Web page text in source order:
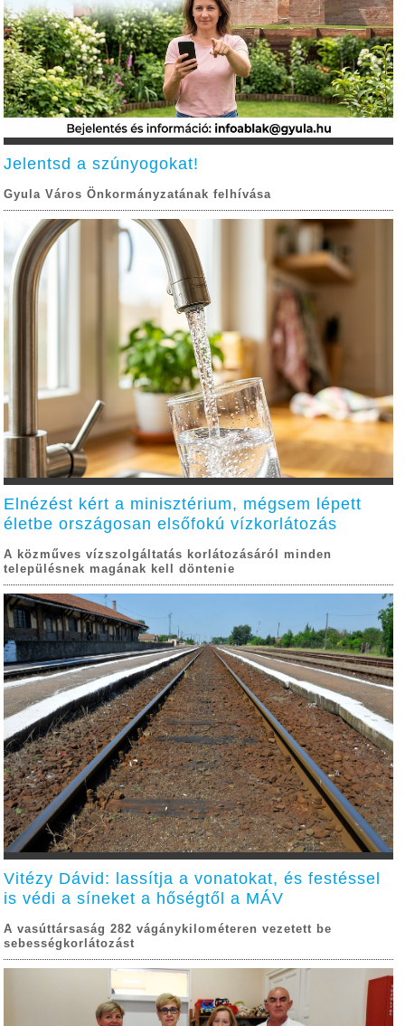
Jelentsd a szúnyogokat!
Gyula Város Önkormányzatának felhívása
Elnézést kért a minisztérium, mégsem lépett
életbe országosan elsőfokú vízkorlátozás
A közműves vízszolgáltatás korlátozásáról minden
településnek magának kell döntenie
Vitézy Dávid: lassítja a vonatokat, és festéssel
is védi a síneket a hőségtől a MÁV
A vasúttársaság 282 vágánykilométeren vezetett be
sebességkorlátozást